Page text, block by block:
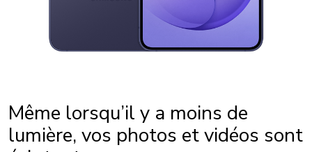
Même lorsqu’il y a moins de
lumière, vos photos et vidéos sont